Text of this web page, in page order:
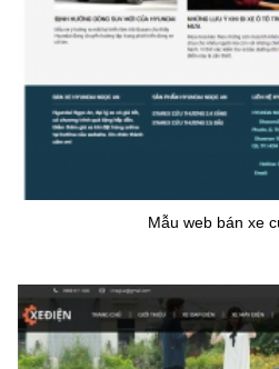
Mẫu web bán xe